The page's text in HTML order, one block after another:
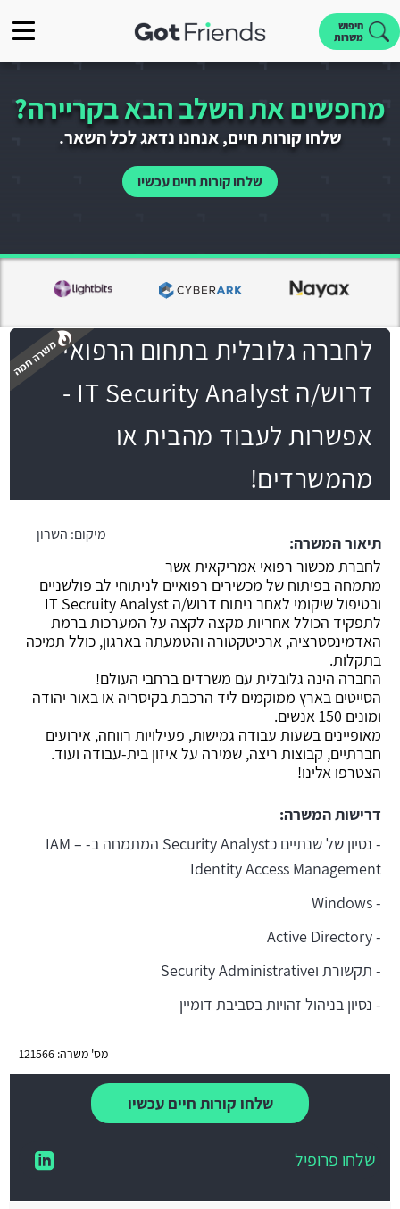
חיפוש
משרות
מחפשים את השלב הבא בקריירה?
שלחו קורות חיים, אנחנו נדאג לכל השאר.
שלחו קורות חיים עכשיו
לחברה גלובלית בתחום הרפואי
דרוש/ה IT Security Analyst -
אפשרות לעבוד מהבית או
מהמשרדים!
מיקום: השרון
תיאור המשרה:
לחברת מכשור רפואי אמריקאית אשר
מתמחה בפיתוח של מכשירים רפואיים לניתוחי לב פולשניים
ובטיפול שיקומי לאחר ניתוח דרוש/ה IT Secruity Analyst
לתפקיד הכולל אחריות מקצה לקצה על המערכות ברמת
האדמינסטרציה, ארכיטקטורה והטמעתה בארגון, כולל תמיכה
בתקלות.
החברה הינה גלובלית עם משרדים ברחבי העולם!
הסייטים בארץ ממוקמים ליד הרכבת בקיסריה או באור יהודה
ומונים 150 אנשים.
מאופיינים בשעות עבודה גמישות, פעילויות רווחה, אירועים
חברתיים, קבוצות ריצה, שמירה על איזון בית-עבודה ועוד.
הצטרפו אלינו!
דרישות המשרה:
- נסיון של שנתיים כSecurity Analyst המתמחה ב- IAM –
Identity Access Management
- Windows
- Active Directory
- תקשורת וSecurity Administrative
- נסיון בניהול זהויות בסביבת דומיין
מס' משרה: 121566
שלחו קורות חיים עכשיו
שלחו פרופיל